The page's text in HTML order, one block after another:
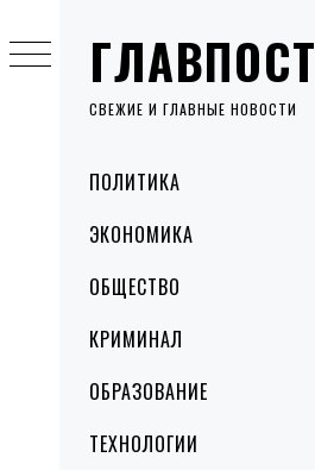
ГЛАВПОСТ
СВЕЖИЕ И ГЛАВНЫЕ НОВОСТИ
MenuПОЛИТИКА
ЭКОНОМИКА
ОБЩЕСТВО
КРИМИНАЛ
ОБРАЗОВАНИЕ
ТЕХНОЛОГИИ
to
content